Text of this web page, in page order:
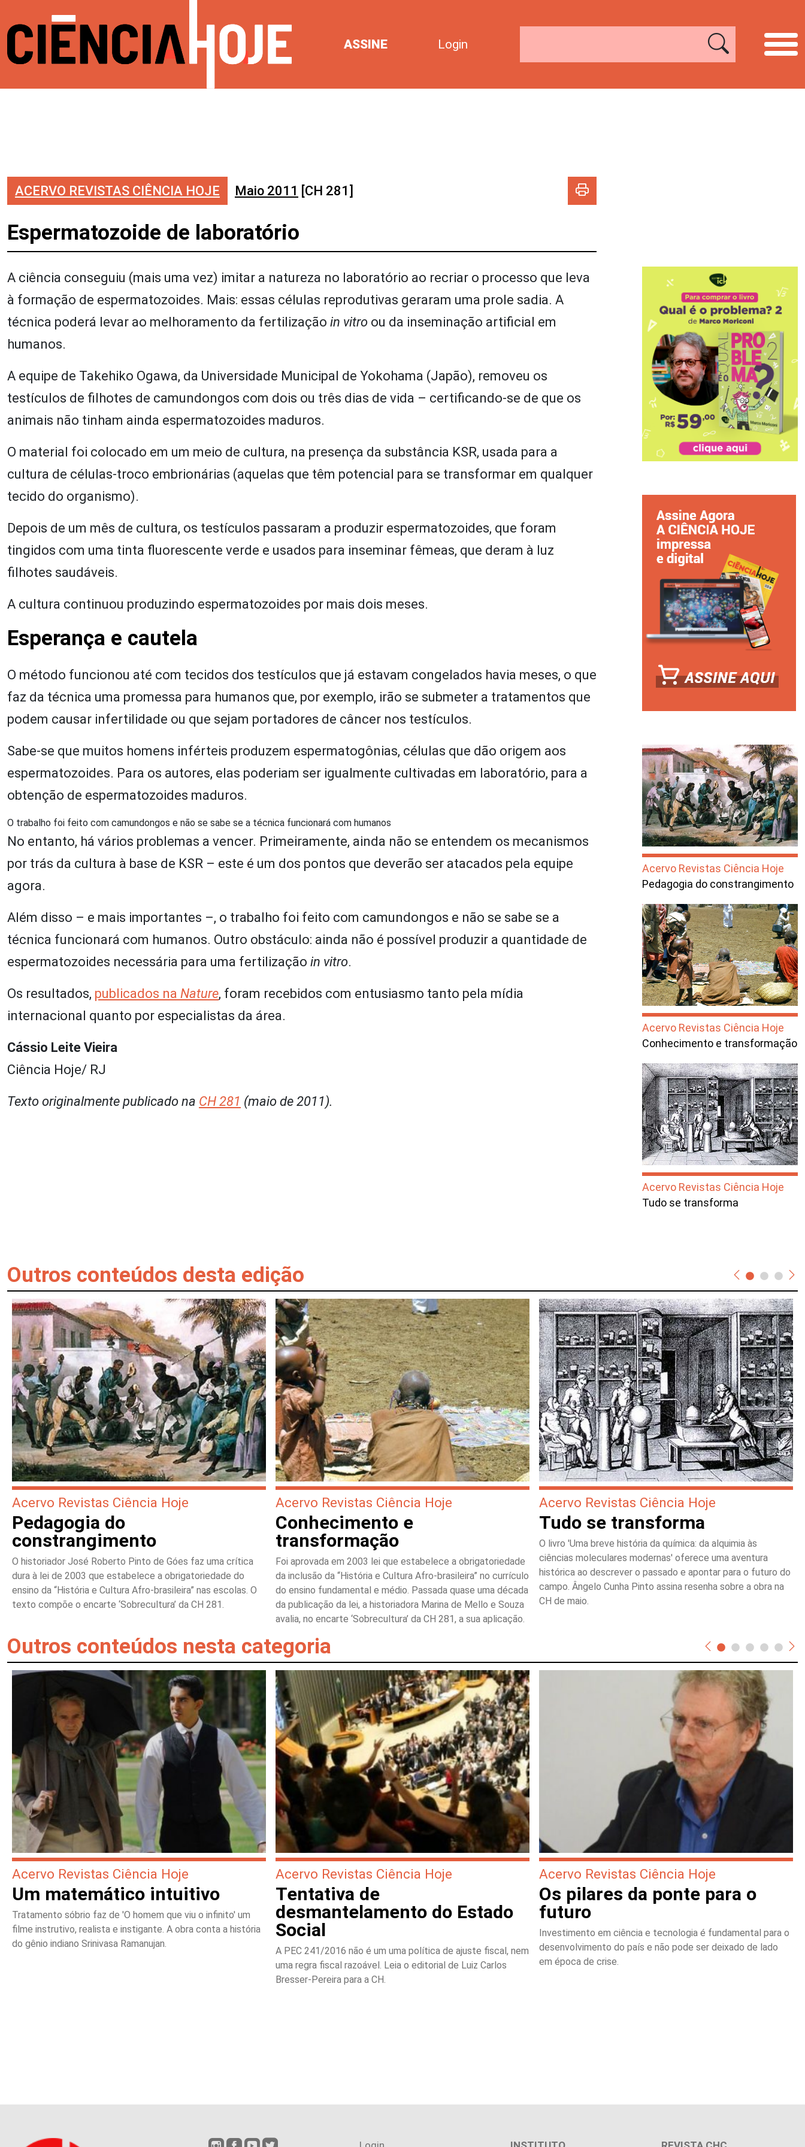
ASSINE Login
ACERVO REVISTAS CIÊNCIA HOJE Maio 2011 [CH 281]
Espermatozoide de laboratório
A ciência conseguiu (mais uma vez) imitar a natureza no laboratório ao recriar o processo que leva
à formação de espermatozoides. Mais: essas células reprodutivas geraram uma prole sadia. A
técnica poderá levar ao melhoramento da fertilização in vitro ou da inseminação artificial em
humanos.
A equipe de Takehiko Ogawa, da Universidade Municipal de Yokohama (Japão), removeu os
testículos de filhotes de camundongos com dois ou três dias de vida – certificando-se de que os
animais não tinham ainda espermatozoides maduros.
O material foi colocado em um meio de cultura, na presença da substância KSR, usada para a
cultura de células-troco embrionárias (aquelas que têm potencial para se transformar em qualquer
tecido do organismo).
Depois de um mês de cultura, os testículos passaram a produzir espermatozoides, que foram
tingidos com uma tinta fluorescente verde e usados para inseminar fêmeas, que deram à luz
filhotes saudáveis.
A cultura continuou produzindo espermatozoides por mais dois meses.
Esperança e cautela
O método funcionou até com tecidos dos testículos que já estavam congelados havia meses, o que
faz da técnica uma promessa para humanos que, por exemplo, irão se submeter a tratamentos que
podem causar infertilidade ou que sejam portadores de câncer nos testículos.
Sabe-se que muitos homens inférteis produzem espermatogônias, células que dão origem aos
espermatozoides. Para os autores, elas poderiam ser igualmente cultivadas em laboratório, para a
obtenção de espermatozoides maduros.
O trabalho foi feito com camundongos e não se sabe se a técnica funcionará com humanos
No entanto, há vários problemas a vencer. Primeiramente, ainda não se entendem os mecanismos
por trás da cultura à base de KSR – este é um dos pontos que deverão ser atacados pela equipe
agora.
Além disso – e mais importantes –, o trabalho foi feito com camundongos e não se sabe se a
técnica funcionará com humanos. Outro obstáculo: ainda não é possível produzir a quantidade de
espermatozoides necessária para uma fertilização in vitro.
Os resultados, publicados na Nature, foram recebidos com entusiasmo tanto pela mídia
internacional quanto por especialistas da área.
Cássio Leite Vieira
Ciência Hoje/ RJ
Texto originalmente publicado na CH 281 (maio de 2011).
Acervo Revistas Ciência Hoje
Pedagogia do constrangimento
Acervo Revistas Ciência Hoje
Conhecimento e transformação
Acervo Revistas Ciência Hoje
Tudo se transforma
Outros conteúdos desta edição
Acervo Revistas Ciência Hoje
Pedagogia do
constrangimento
O historiador José Roberto Pinto de Góes faz uma crítica
dura à lei de 2003 que estabelece a obrigatoriedade do
ensino da “História e Cultura Afro-brasileira” nas escolas. O
texto compõe o encarte ‘Sobrecultura’ da CH 281.
Acervo Revistas Ciência Hoje
Conhecimento e
transformação
Foi aprovada em 2003 lei que estabelece a obrigatoriedade
da inclusão da “História e Cultura Afro-brasileira” no currículo
do ensino fundamental e médio. Passada quase uma década
da publicação da lei, a historiadora Marina de Mello e Souza
avalia, no encarte ‘Sobrecultura’ da CH 281, a sua aplicação.
Acervo Revistas Ciência Hoje
Tudo se transforma
O livro 'Uma breve história da química: da alquimia às
ciências moleculares modernas' oferece uma aventura
histórica ao descrever o passado e apontar para o futuro do
campo. Ângelo Cunha Pinto assina resenha sobre a obra na
CH de maio.
Outros conteúdos nesta categoria
Acervo Revistas Ciência Hoje
Um matemático intuitivo
Tratamento sóbrio faz de 'O homem que viu o infinito' um
filme instrutivo, realista e instigante. A obra conta a história
do gênio indiano Srinivasa Ramanujan.
Acervo Revistas Ciência Hoje
Tentativa de
desmantelamento do Estado
Social
A PEC 241/2016 não é um uma política de ajuste fiscal, nem
uma regra fiscal razoável. Leia o editorial de Luiz Carlos
Bresser-Pereira para a CH.
Acervo Revistas Ciência Hoje
Os pilares da ponte para o
futuro
Investimento em ciência e tecnologia é fundamental para o
desenvolvimento do país e não pode ser deixado de lado
em época de crise.